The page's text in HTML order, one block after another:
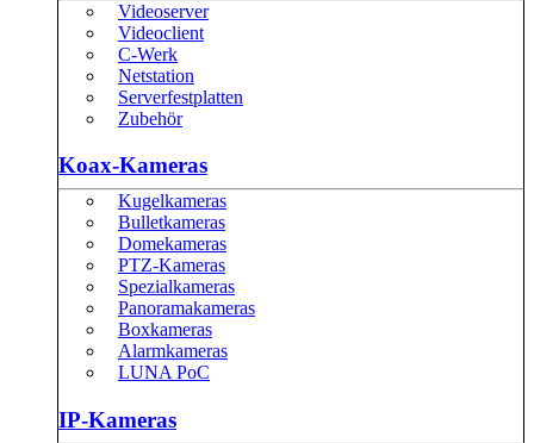
Videoserver
Videoclient
C-Werk
Netstation
Serverfestplatten
Zubehör
Koax-Kameras
Kugelkameras
Bulletkameras
Domekameras
PTZ-Kameras
Spezialkameras
Panoramakameras
Boxkameras
Alarmkameras
LUNA PoC
IP-Kameras